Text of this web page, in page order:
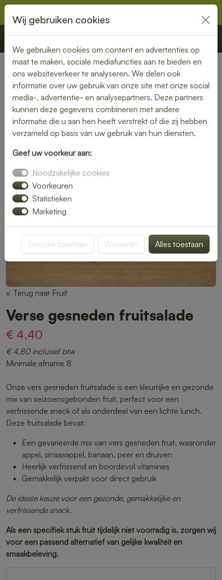
€ 0,00 Offerte Bestellen
« Terug naar Fruit
Verse gesneden fruitsalade
€ 4,40
€ 4,80 inclusief btw
Minimale afname 8
Onze vers gesneden fruitsalade is een kleurrijke en gezonde
mix van seizoensgebonden fruit, perfect voor een
verfrissende snack of als onderdeel van een lichte lunch.
Deze fruitsalade bevat:
Een gevarieerde mix van vers gesneden fruit, waaronder
appel, sinaasappel, banaan, peer en druiven
Heerlijk verfrissend en boordevol vitamines
Gemakkelijk verpakt voor direct gebruik
De ideale keuze voor een gezonde, gemakkelijke en
verfrissende snack.
Als een specifiek stuk fruit tijdelijk niet voorradig is, zorgen wij
voor een passend alternatief van gelijke kwaliteit en
smaakbeleving.
Wij gebruiken cookies
We gebruiken cookies om content en advertenties op
maat te maken, sociale mediafuncties aan te bieden en
ons websiteverkeer te analyseren. We delen ook
informatie over uw gebruik van onze site met onze social
media-, advertentie- en analysepartners. Deze partners
kunnen deze gegevens combineren met andere
informatie die u aan hen heeft verstrekt of die zij hebben
verzameld op basis van uw gebruik van hun diensten.
Geef uw voorkeur aan:
Noodzakelijke cookies
Voorkeuren
Statistieken
Marketing
Selectie toestaan Weigeren Alles toestaan